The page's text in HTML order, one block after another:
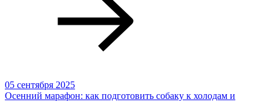
05 сентября 2025
Осенний марафон: как подготовить собаку к холодам и